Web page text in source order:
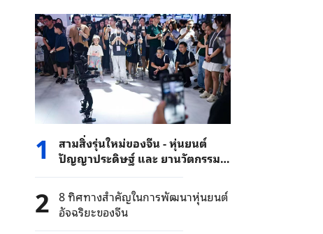
1
สามสิ่งรุ่นใหม่ของจีน - หุ่นยนต์
ปัญญาประดิษฐ์ และ ยานวัตกรรม
ใหม่ ๆ ขายดีในตลาดต่างประเทศ
2 8 ทิศทางสำคัญในการพัฒนาหุ่นยนต์
อัจฉริยะของจีน